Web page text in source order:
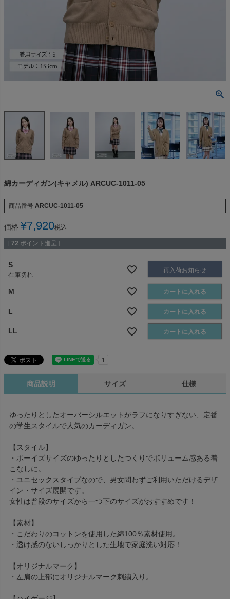
綿カーディガン(キャメル) ARCUC-1011-05
商品番号 ARCUC-1011-05
価格 ¥7,920税込
[ 72 ポイント進呈 ]
S
在庫切れ
再入荷お知らせ
M カートに入れる
L カートに入れる
LL カートに入れる
商品説明 サイズ 仕様
ゆったりとしたオーバーシルエットがラフになりすぎない、定番
の学生スタイルで人気のカーディガン。
【スタイル】
・ボーイズサイズのゆったりとしたつくりでボリューム感ある着
こなしに。
・ユニセックスタイプなので、男女問わずご利用いただけるデザ
イン・サイズ展開です。
女性は普段のサイズから一つ下のサイズがおすすめです！
【素材】
・こだわりのコットンを使用した綿100％素材使用。
・透け感のないしっかりとした生地で家庭洗い対応！
【オリジナルマーク】
・左肩の上部にオリジナルマーク刺繍入り。